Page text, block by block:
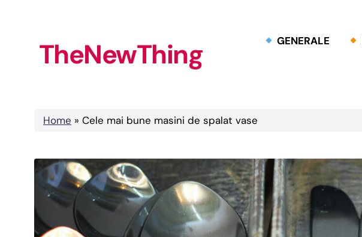
TheNewThing GENERALE
Home » Cele mai bune masini de spalat vase